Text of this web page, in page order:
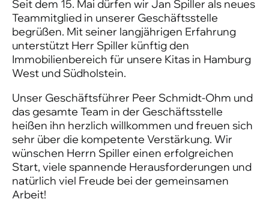
Seit dem 15. Mai dürfen wir Jan Spiller als neues
Teammitglied in unserer Geschäftsstelle
begrüßen. Mit seiner langjährigen Erfahrung
unterstützt Herr Spiller künftig den
Immobilienbereich für unsere Kitas in Hamburg
West und Südholstein.
Unser Geschäftsführer Peer Schmidt-Ohm und
das gesamte Team in der Geschäftsstelle
heißen ihn herzlich willkommen und freuen sich
sehr über die kompetente Verstärkung. Wir
wünschen Herrn Spiller einen erfolgreichen
Start, viele spannende Herausforderungen und
natürlich viel Freude bei der gemeinsamen
Arbeit!